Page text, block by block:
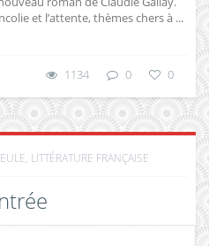
et l’attente, thèmes chers à ...
1134 0 0
, LITTÉRATURE FRANÇAISE